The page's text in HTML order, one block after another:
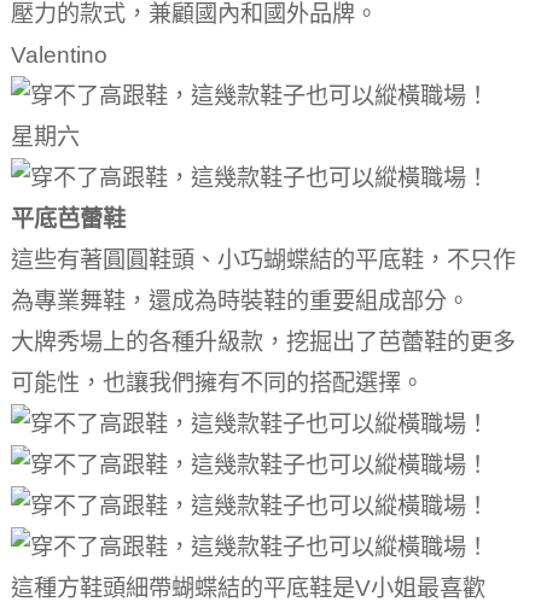
壓力的款式，兼顧國內和國外品牌。
Valentino
星期六
平底芭蕾鞋
這些有著圓圓鞋頭、小巧蝴蝶結的平底鞋，不只作
為專業舞鞋，還成為時裝鞋的重要組成部分。
大牌秀場上的各種升級款，挖掘出了芭蕾鞋的更多
可能性，也讓我們擁有不同的搭配選擇。
這種方鞋頭細帶蝴蝶結的平底鞋是V小姐最喜歡